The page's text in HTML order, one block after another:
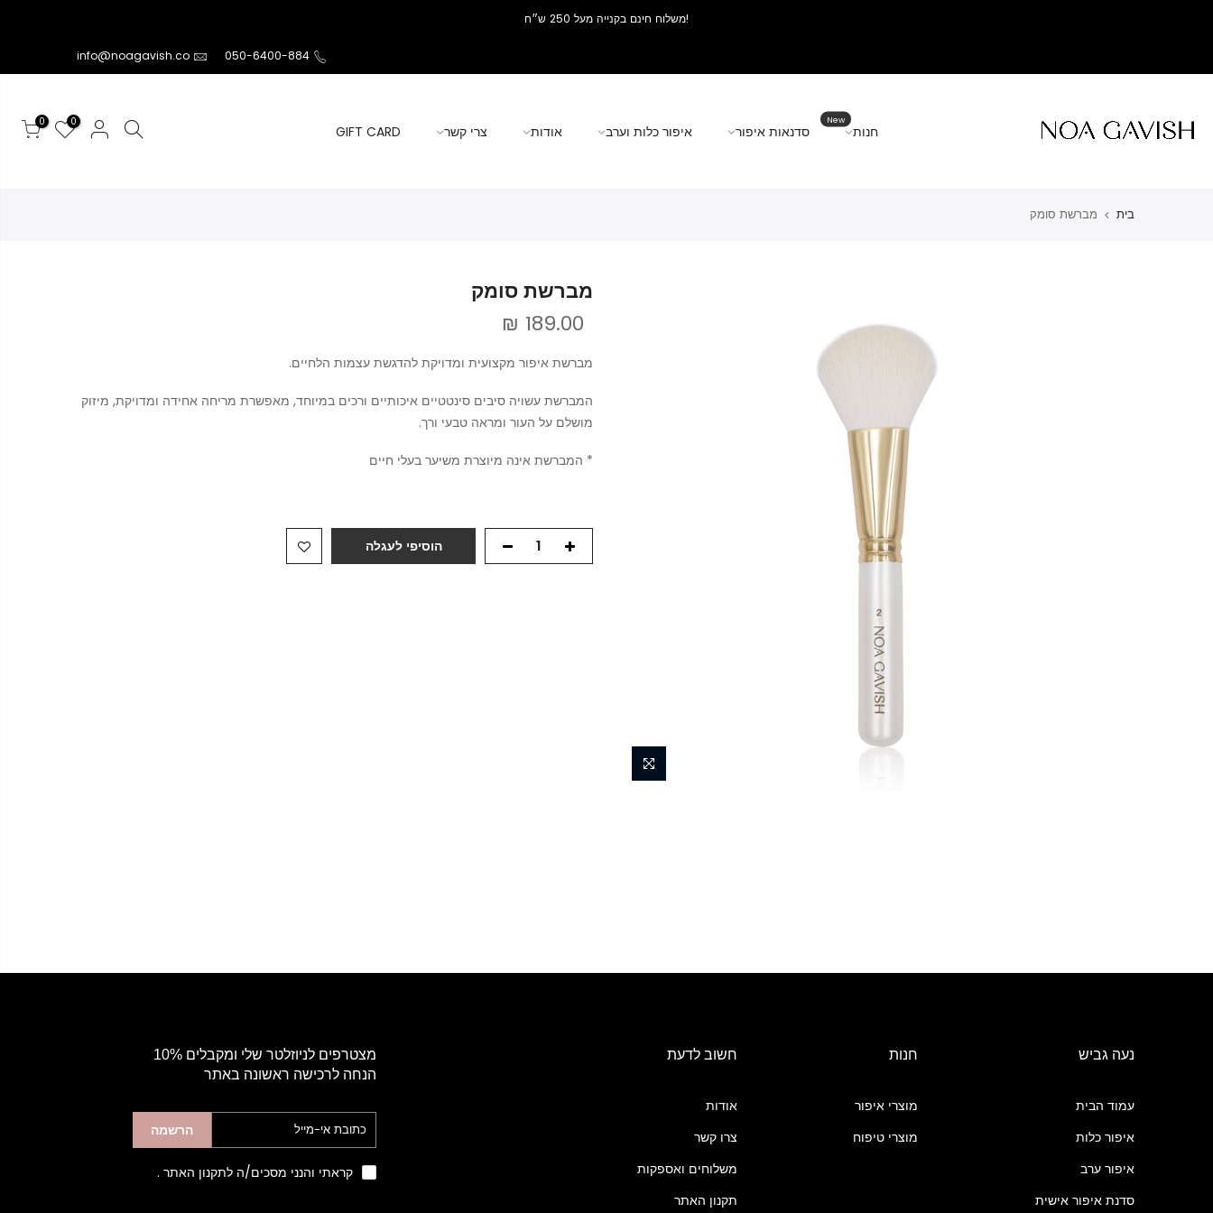
!משלוח חינם בקנייה מעל 250 ש״ח
info@noagavish.co
חנות
New
סדנאות איפור איפור כלות וערב אודות צרי קשר GIFT CARD
0
0
בית מברשת סומק
מברשת סומק
189.00 ₪
מברשת איפור מקצועית ומדויקת להדגשת עצמות הלחיים.
המברשת עשויה סיבים סינטטיים איכותיים ורכים במיוחד, מאפשרת מריחה אחידה ומדויקת, מיזוק
מושלם על העור ומראה טבעי ורך.
* המברשת אינה מיוצרת משיער בעלי חיים
הוסיפי לעגלה
נעה גביש
עמוד הבית
איפור כלות
איפור ערב
סדנת איפור אישית
חנות
מוצרי איפור
מוצרי טיפוח
חשוב לדעת
אודות
צרו קשר
משלוחים ואספקות
תקנון האתר
מצטרפים לניוזלטר שלי ומקבלים 10%
הנחה לרכישה ראשונה באתר
הרשמה
קראתי והנני מסכים/ה לתקנון האתר .